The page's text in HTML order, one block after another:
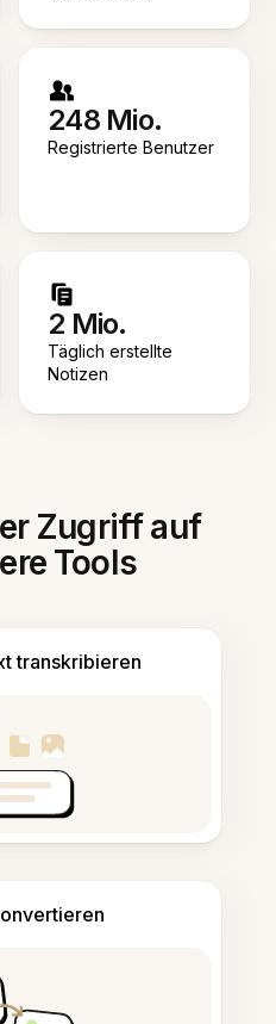
248 Mio.
Registrierte Benutzer
2 Mio.
Täglich erstellte
Notizen
Zugriff auf
Tools
transkribieren